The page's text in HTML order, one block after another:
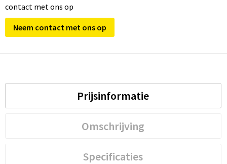
contact met ons op
Neem contact met ons op
Prijsinformatie
Omschrijving
Specificaties